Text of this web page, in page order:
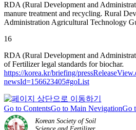
RDA (Rural Development and
manure treatment and recycling. Rural
Administration Agricultural Technology
16
RDA (Rural Development and
of Fertilizer legal standards for biochar.
https://korea.kr/briefing/
newsId=156623405#goList
Go to ContentsGo to Main NevigationGo
Korean Society of Soil